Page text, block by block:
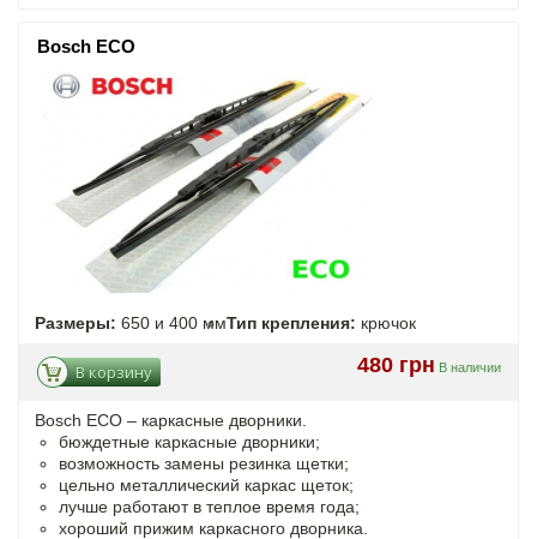
Bosch ECO
Размеры: 650 и 400 ммТип крепления: крючок
480 грн В наличии
В корзину
Bosch ECO – каркасные дворники.
бюждетные каркасные дворники;
возможность замены резинка щетки;
цельно металлический каркас щеток;
лучше работают в теплое время года;
хороший прижим каркасного дворника.